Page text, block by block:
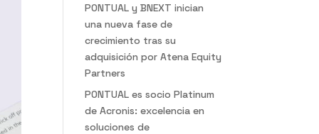
PONTUAL y BNEXT inician
una nueva fase de
crecimiento tras su
adquisición por Atena Equity
Partners
PONTUAL es socio Platinum
de Acronis: excelencia en
soluciones de